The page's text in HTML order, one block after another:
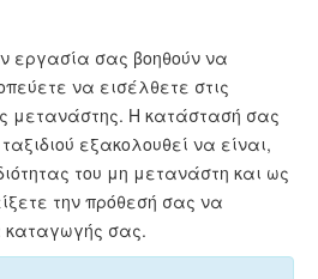
εργασία σας βοηθούν να
να εισέλθετε στις
μετανάστης. Η κατάστασή σας
εξακολουθεί να είναι,
του μη μετανάστη και ως
την πρόθεσή σας να
καταγωγής σας.